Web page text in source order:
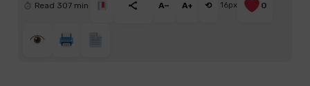
Read 307 min A− A+ ⟲ 16px 0